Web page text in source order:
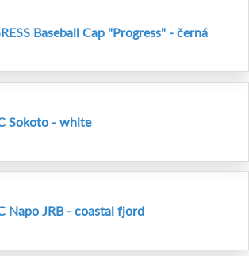
Baseball Cap "Progress" - černá
Sokoto - white
Napo JRB - coastal fjord